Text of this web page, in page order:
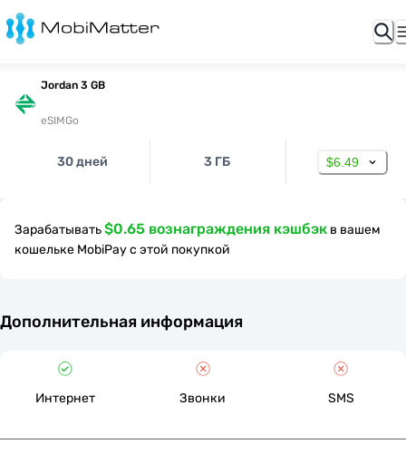
Jordan 3 GB
eSIMGo
30 дней 3 ГБ $6.49
Зарабатывать$0.65 вознаграждения кэшбэк в вашем
кошельке MobiPay с этой покупкой
Дополнительная информация
Интернет Звонки SMS